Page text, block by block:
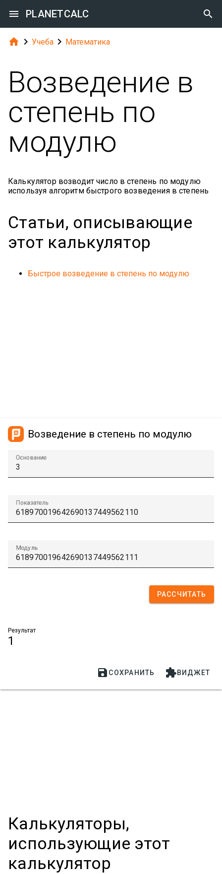
 PLANETCALC 
  Учеба  Математика
Возведение в
степень по
модулю
Калькулятор возводит число в степень по модулю
используя алгоритм быстрого возведения в степень
Статьи, описывающие
этот калькулятор
Быстрое возведение в степень по модулю
Возведение в степень по модулю
Основание
Показатель
Модуль
РАССЧИТАТЬ
Результат
1
 СОХРАНИТЬ ВИДЖЕТ
Калькуляторы,
использующие этот
калькулятор